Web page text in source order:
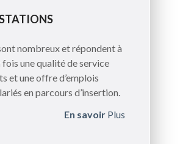
nombreux et répondent à
une qualité de service
et une offre d’emplois
en parcours d’insertion.
En savoirPlus